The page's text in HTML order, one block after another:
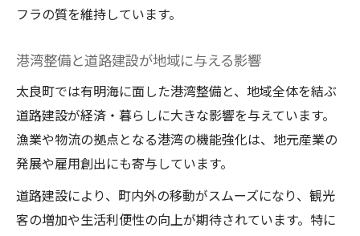
フラの質を維持しています。
港湾整備と道路建設が地域に与える影響
太良町では有明海に面した港湾整備と、地域全体を結ぶ
道路建設が経済・暮らしに大きな影響を与えています。
漁業や物流の拠点となる港湾の機能強化は、地元産業の
発展や雇用創出にも寄与しています。
道路建設により、町内外の移動がスムーズになり、観光
客の増加や生活利便性の向上が期待されています。特に